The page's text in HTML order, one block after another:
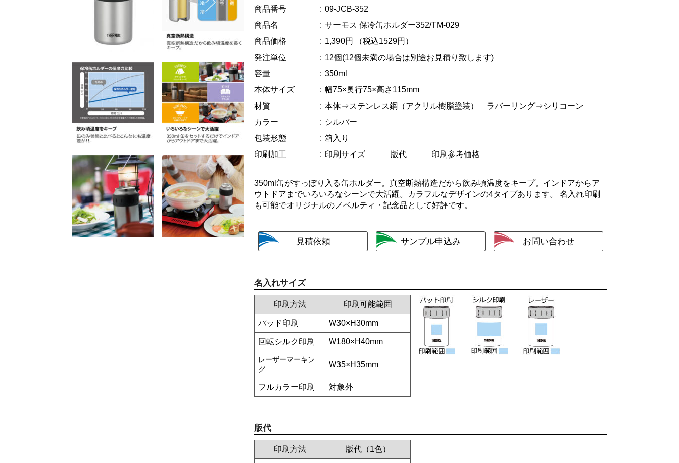
商品番号
09-JCB-352
商品名
サーモス 保冷缶ホルダー352/TM-029
商品価格
1,390円
（税込1529円）
発注単位
12個(12個未満の場合は別途お見積り致します)
容量
350ml
本体サイズ
幅75×奥行75×高さ115mm
材質
本体⇒ステンレス鋼（アクリル樹脂塗装） ラバーリング⇒シリコーン
カラー
シルバー
包装形態
箱入り
印刷加工
印刷サイズ 版代 印刷参考価格
350ml缶がすっぽり入る缶ホルダー。真空断熱構造だから飲み頃温度をキープ。インドアからア
ウトドアまでいろいろなシーンで大活躍。カラフルなデザインの4タイプあります。 名入れ印刷
も可能でオリジナルのノベルティ・記念品として好評です。
名入れサイズ
印刷方法 印刷可能範囲
パッド印刷 W30×H30mm
回転シルク印刷 W180×H40mm
レーザーマーキン
グ
W35×H35mm
フルカラー印刷 対象外
版代
印刷方法 版代（1色）